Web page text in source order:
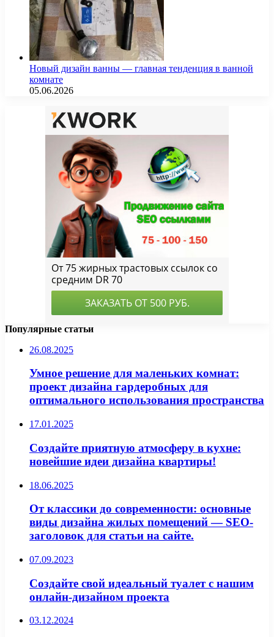
Новый дизайн ванны — главная тенденция в ванной
комнате
05.06.2026
Популярные статьи
26.08.2025
Умное решение для маленьких комнат:
проект дизайна гардеробных для
оптимального использования пространства
17.01.2025
Создайте приятную атмосферу в кухне:
новейшие идеи дизайна квартиры!
18.06.2025
От классики до современности: основные
виды дизайна жилых помещений — SEO-
заголовок для статьи на сайте.
07.09.2023
Создайте свой идеальный туалет с нашим
онлайн-дизайном проекта
03.12.2024